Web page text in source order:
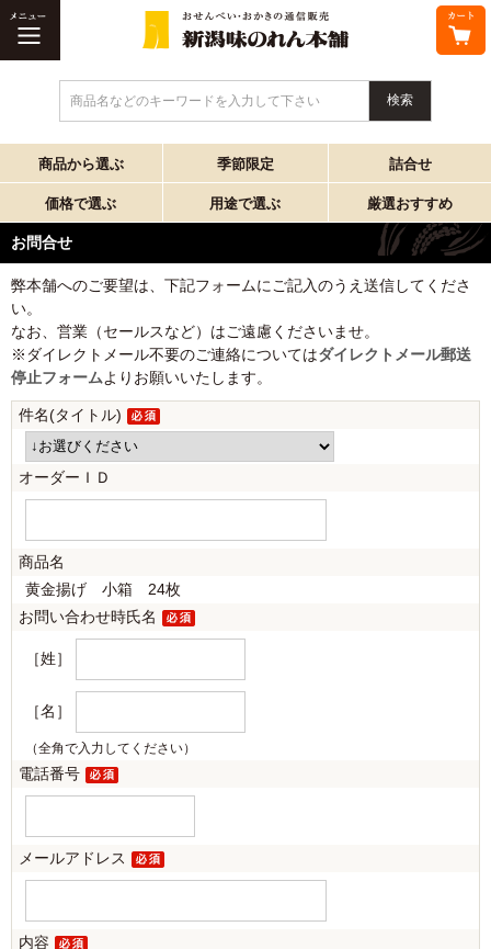
商品名などのキーワードを入力して下さい
商品から選ぶ 季節限定 詰合せ
価格で選ぶ 用途で選ぶ 厳選おすすめ
お問合せ
弊本舗へのご要望は、下記フォームにご記入のうえ送信してくださ
い。
なお、営業（セールスなど）はご遠慮くださいませ。
※ダイレクトメール不要のご連絡についてはダイレクトメール郵送
停止フォームよりお願いいたします。
件名(タイトル)
オーダーＩＤ
商品名
黄金揚げ 小箱 24枚
お問い合わせ時氏名
［姓］
［名］
（全角で入力してください）
電話番号
メールアドレス
内容